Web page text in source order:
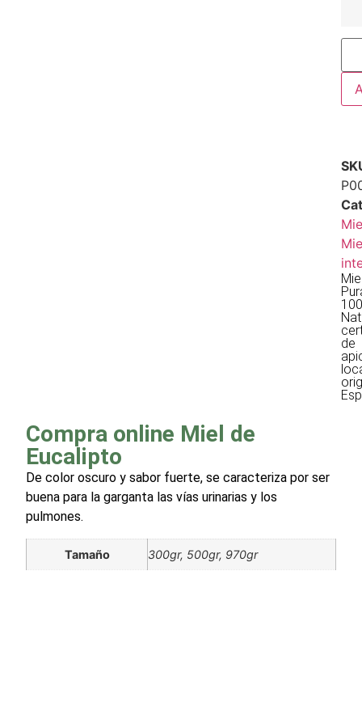
de
Compra online Miel de
Eucalipto
De color oscuro y sabor fuerte, se caracteriza por ser
buena para la garganta las vías urinarias y los
pulmones.
Tamaño 300gr, 500gr, 970gr